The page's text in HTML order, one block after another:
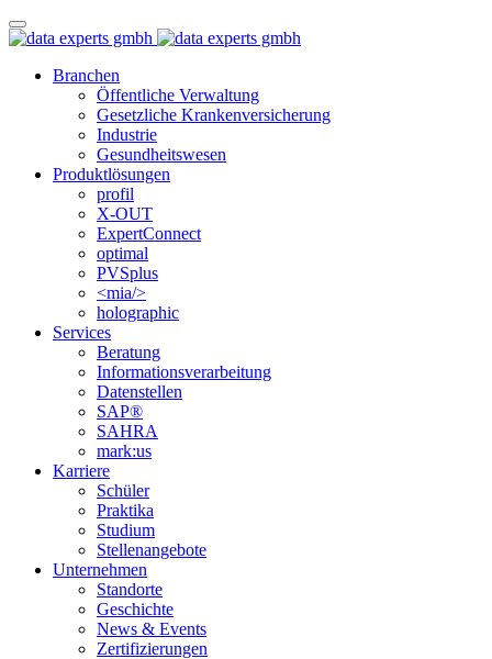
Branchen
Öffentliche Verwaltung
Gesetzliche Krankenversicherung
Industrie
Gesundheitswesen
Produktlösungen
profil
X-OUT
ExpertConnect
optimal
PVSplus
<mia/>
holographic
Services
Beratung
Informations­verarbeitung
Datenstellen
SAP®
SAHRA
mark:us
Karriere
Schüler
Praktika
Studium
Stellenangebote
Unternehmen
Standorte
Geschichte
News & Events
Zertifizierungen